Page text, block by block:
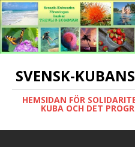
SVENSK-
HEMSIDAN FÖR
KUBA OCH DET